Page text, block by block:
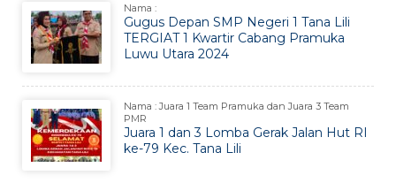
Nama :
Gugus Depan SMP Negeri 1 Tana Lili
TERGIAT 1 Kwartir Cabang Pramuka
Luwu Utara 2024
Nama : Juara 1 Team Pramuka dan Juara 3 Team
PMR
Juara 1 dan 3 Lomba Gerak Jalan Hut RI
ke-79 Kec. Tana Lili